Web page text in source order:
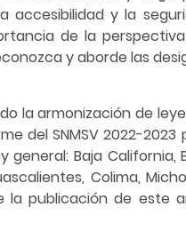
accesibilidad y la
de la
y aborde las
la armonización de
del SNMSV 2022-2023
Baja California,
Colima,
la publicación de este